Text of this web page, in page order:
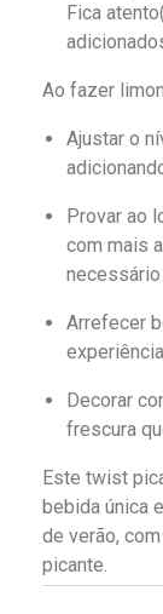
Fica
Ao fazer
Ajustar o
Provar ao
com mais
necessário
Arrefecer
Decorar
frescura
Este twist
bebida única
de verão,
picante.